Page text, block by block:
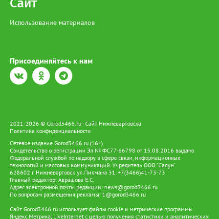
Дмитрий Кощенко. Гуманитарный груз доставят транспортной
развезут подарки по населенным пунктам. «Часть подарков
школу в Брянке, центр помощи детям-инвалидам в Стаханове,
а в детский дом Горловки, помимо подарков, мы везем еще
новогодние детские костюмы, которые предоставил
благотворительный склад «Помоги продержаться». Остальное
волшебство на Новый год детям Донбасса могут жители
Нижневартовска, присоединившись к благотворительной
акции. Подробную информацию можно уточнить по телефону
63-41-09.
Сайт
Использование материалов
Присоединяйтесь к нам
2021-2026 © Gorod3466.ru - Сайт Нижневартовска
Политика конфиденциальности
Сетевое издание Gorod3466.ru (16+).
Свидетельство о регистрации Эл № ФС77-66798 от 15.08.2016 выдано
Федеральной службой по надзору в сфере связи, информационных
технологий и массовых коммуникаций. Учредитель ООО "Салун"
628602 г. Нижневартовск ул.Пикмана 31. +7(3466)41-73-73
Главный редактор: Аврашова Е.С.
Адрес электронной почты редакции: news@gorod3466.ru
По вопросам размещения рекламы: 1@gorod3466.ru
Сайт Gorod3466.ru использует файлы cookie и метрические программы
Яндекс.Метрика, LiveInternet с целью получения статистики и аналитических